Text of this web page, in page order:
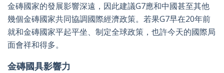
金磚國家的發展影響深遠，因此建議G7應和中國甚至其他
幾個金磚國家共同協調國際經濟政策。若果G7早在20年前
就和金磚國家平起平坐、制定全球政策，也許今天的國際局
面會祥和得多。
金磚國具影響力